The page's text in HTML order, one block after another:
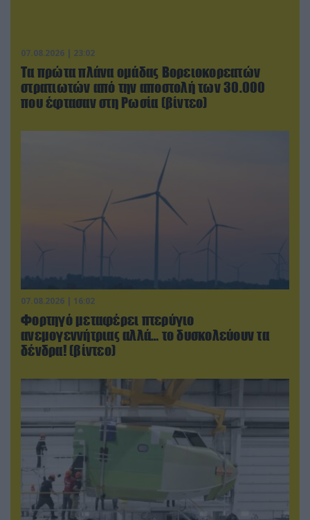
07.08.2026 | 23:02
Τα πρώτα πλάνα ομάδας Βορειοκορεατών
στρατιωτών από την αποστολή των 30.000
που έφτασαν στη Ρωσία (βίντεο)
07.08.2026 | 16:02
Φορτηγό μεταφέρει πτερύγιο
ανεμογεννήτριας αλλά… το δυσκολεύουν τα
δένδρα! (βίντεο)